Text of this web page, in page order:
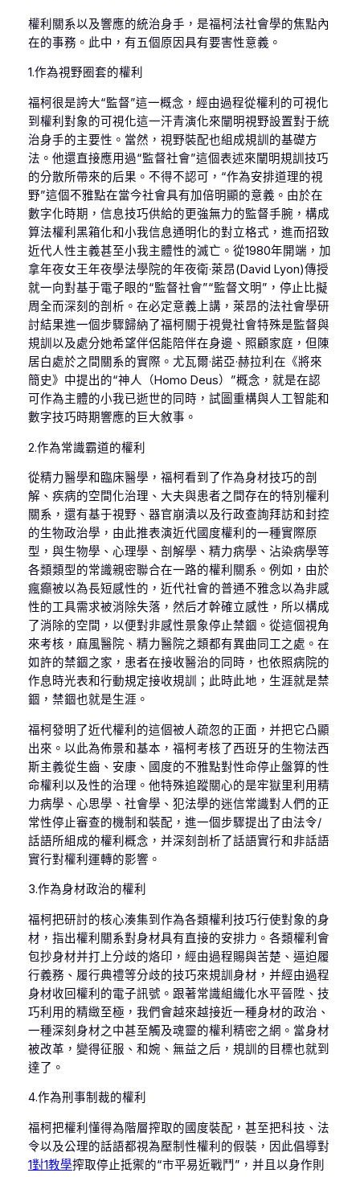
權利關系以及響應的統治身手，是福柯法社會學的焦點內
在的事務。此中，有五個原因具有要害性意義。
1.作為視野圈套的權利
福柯很是誇大“監督”這一概念，經由過程從權利的可視化
到權利對象的可視化這一汗青演化來闡明視野設置對于統
治身手的主要性。當然，視野裝配也組成規訓的基礎方
法。他還直接應用過“監督社會”這個表述來闡明規訓技巧
的分散所帶來的后果。不得不認可，“作為安排道理的視
野”這個不雅點在當今社會具有加倍明顯的意義。由於在
數字化時期，信息技巧供給的更強無力的監督手腕，構成
算法權利黑箱化和小我信息通明化的對立格式，進而招致
近代人性主義甚至小我主體性的滅亡。從1980年開端，加
拿年夜女王年夜學法學院的年夜衛·萊昂(David Lyon)傳授
就一向對基于電子眼的“監督社會”“監督文明”，停止比擬
周全而深刻的剖析。在必定意義上講，萊昂的法社會學研
討結果進一個步驟歸納了福柯關于視覺社會特殊是監督與
規訓以及處分她希望伴侶能陪伴在身邊、照顧家庭，但陳
居白處於之間關系的實際。尤瓦爾·諾亞·赫拉利在《將來
簡史》中提出的“神人（Homo Deus）”概念，就是在認
可作為主體的小我已逝世的同時，試圖重構與人工智能和
數字技巧時期響應的巨大敘事。
2.作為常識霸道的權利
從精力醫學和臨床醫學，福柯看到了作為身材技巧的剖
解、疾病的空間化治理、大夫與患者之間存在的特別權利
關系，還有基于視野、器官崩潰以及行政查詢拜訪和封控
的生物政治學，由此推表演近代國度權利的一種實際原
型，與生物學、心理學、剖解學、精力病學、沾染病學等
各類類型的常識親密聯合在一路的權利關系。例如，由於
瘋癲被以為長短感性的，近代社會的普通不雅念以為非感
性的工具需求被消除失落，然后才幹確立感性，所以構成
了消除的空間，以便對非感性景象停止禁錮。從這個視角
來考核，麻風醫院、精力醫院之類都有異曲同工之處。在
如許的禁錮之家，患者在接收醫治的同時，也依照病院的
作息時光表和行動規定接收規訓；此時此地，生涯就是禁
錮，禁錮也就是生涯。
福柯發明了近代權利的這個被人疏忽的正面，并把它凸顯
出來。以此為佈景和基本，福柯考核了西班牙的生物法西
斯主義從生齒、安康、國度的不雅點對性命停止盤算的性
命權利以及性的治理。他特殊追蹤關心的是牢獄里利用精
力病學、心思學、社會學、犯法學的迷信常識對人們的正
常性停止審查的機制和裝配，進一個步驟提出了由法令/
話語所組成的權利概念，并深刻剖析了話語實行和非話語
實行對權利運轉的影響。
3.作為身材政治的權利
福柯把研討的核心湊集到作為各類權利技巧行使對象的身
材，指出權利關系對身材具有直接的安排力。各類權利會
包抄身材并打上分歧的烙印，經由過程賜與苦楚、逼迫履
行義務、履行典禮等分歧的技巧來規訓身材，并經由過程
身材收回權利的電子訊號。跟著常識組織化水平晉陞、技
巧利用的精緻至極，我們會越來越接近一種身材的政治、
一種深刻身材之中甚至觸及魂靈的權利精密之網。當身材
被改革，變得征服、和婉、無益之后，規訓的目標也就到
達了。
4.作為刑事制裁的權利
福柯把權利懂得為階層搾取的國度裝配，甚至把科技、法
令以及公理的話語都視為壓制性權利的假裝，因此倡導對
1對1教學搾取停止抵禦的“市平易近戰鬥”，并且以身作則